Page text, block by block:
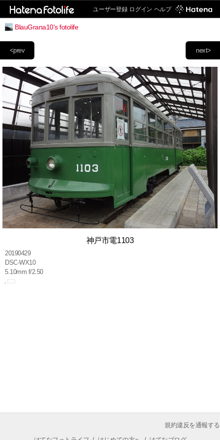
ユーザー登録 ログイン ヘルプ
BlauGrana10's fotolife
next>
<prev
神戸市電1103
20190429
DSC-WX10
5.10mm f/2.50
規約違反を通報する